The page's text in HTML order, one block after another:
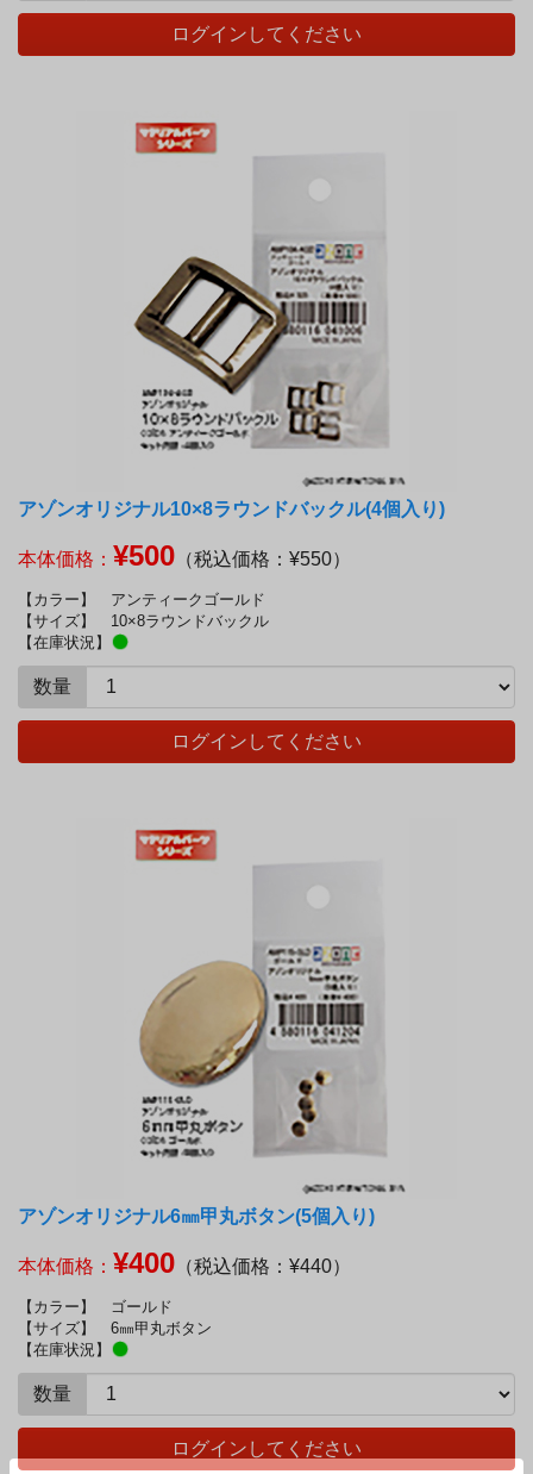
ログインしてください
アゾンオリジナル10×8ラウンドバックル(4個入り)
本体価格： ¥500 （税込価格：¥550）
【カラー】
アンティークゴールド
【サイズ】
10×8ラウンドバックル
【在庫状況】
数量
ログインしてください
アゾンオリジナル6㎜甲丸ボタン(5個入り)
本体価格： ¥400 （税込価格：¥440）
【カラー】
ゴールド
【サイズ】
6㎜甲丸ボタン
【在庫状況】
数量
ログインしてください